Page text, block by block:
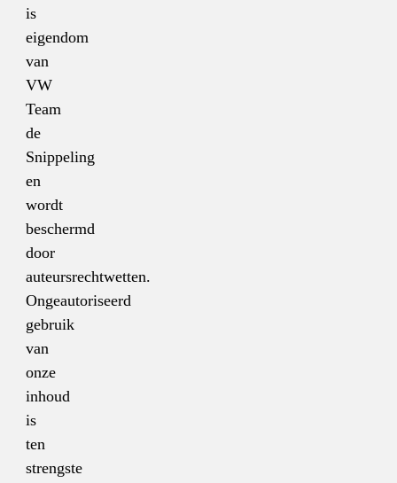
is
eigendom
van
VW
Team
de
Snippeling
en
wordt
beschermd
door
auteursrechtwetten.
Ongeautoriseerd
gebruik
van
onze
inhoud
is
ten
strengste